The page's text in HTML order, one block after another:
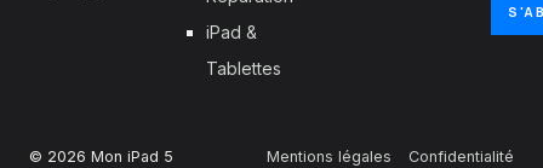
iPad &
Tablettes
© 2026 Mon iPad 5 Mentions légales Confidentialité